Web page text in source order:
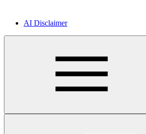
AI Disclaimer